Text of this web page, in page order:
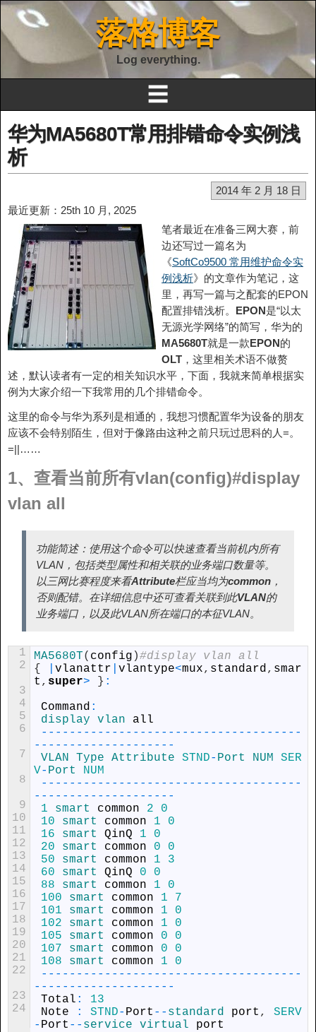
落格博客
Log everything.
☰
华为MA5680T常用排错命令实例浅
析
2014 年 2 月 18 日
最近更新：25th 10 月, 2025
笔者最近在准备三网大赛，前
边还写过一篇名为
《SoftCo9500 常用维护命令实
例浅析》的文章作为笔记，这
里，再写一篇与之配套的EPON
配置排错浅析。 EPON是“以太
无源光学网络”的简写，华为的
MA5680T就是一款EPON的
OLT ，这里相关术语不做赘
述，默认读者有一定的相关知识水平，下面，我就来简单根据实
例为大家介绍一下我常用的几个排错命令。
这里的命令与华为系列是相通的，我想习惯配置华为设备的朋友
应该不会特别陌生，但对于像路由这种之前只玩过思科的人=。
=||……
1、查看当前所有vlan(config)#display
vlan all
功能简述：使用这个命令可以快速查看当前机内所有
VLAN，包括类型属性和相关联的业务端口数量等。
以三网比赛程度来看Attribute栏应当均为common ，
否则配错。在详细信息中还可查看关联到此VLAN的
业务端口，以及此VLAN所在端口的本征VLAN。
1
2
3
4
5
6
7
8
9
10
11
12
13
14
15
16
17
18
19
20
21
22
23
24
MA5680T( config )#display vlan all
{
vlanattr vlantype<mux, standard, smar
t , super> } :
Command :
display vlan all
-- -- -- -- -- -- -- -- -- -- -- -- -- -- -- -- -- -- -
- -- -- -- -- -- -- -- -- -- -
VLAN Type Attribute STND- Port NUM SER
V- Port NUM
-- -- -- -- -- -- -- -- -- -- -- -- -- -- -- -- -- -- -
- -- -- -- -- -- -- -- -- -- -
1
smart common 2
0
10
smart common 1
0
16
smart QinQ 1
0
20
smart common 0
0
50
smart common 1
3
60
smart QinQ 0
0
88
smart common 1
0
100
smart common 1
7
101
smart common 1
0
102
smart common 1
0
105
smart common 0
0
107
smart common 0
0
108
smart common 1
0
-- -- -- -- -- -- -- -- -- -- -- -- -- -- -- -- -- -- -
- -- -- -- -- -- -- -- -- -- -
Total :
13
Note
: STND- Port -- standard port ,
SERV
- Port -- service virtual port